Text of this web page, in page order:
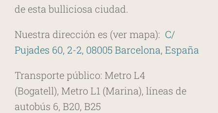
de esta bulliciosa ciudad.
Nuestra dirección es (ver mapa): C/
Pujades 60, 2-2, 08005 Barcelona, España
Transporte público: Metro L4
(Bogatell), Metro L1 (Marina), líneas de
autobús 6, B20, B25